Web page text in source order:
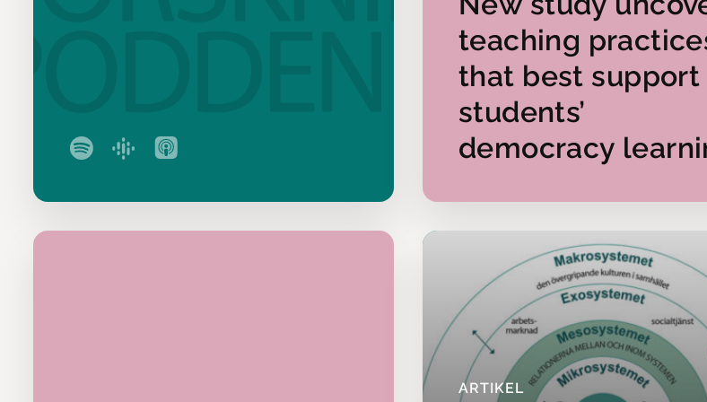
också, som exempelvis att eleverna påverkas av att
lov. Men det är väldigt nyttigt att läsa om skolforskning
resultaten se på sig själv utifrån.
Det är intressant med en forskningssammanställning
om det är mycket amerikanska miljöer och en hel del
– Resultaten bekräftar vad min erfarenhet säger är
säger. Ta hänsyn till elevernas önskemål och variera
Olika aspekter på lärarens
Johannas erfarenheter av undervisning, och resultaten i
forskningssammanställningen om studiero, skiljer sig
Hon känner igen mycket från sin vardag:
– Som ny hade jag kanske tänkt om ett par saker att så
teaching
that best support
students’
democracy
ARTIKEL